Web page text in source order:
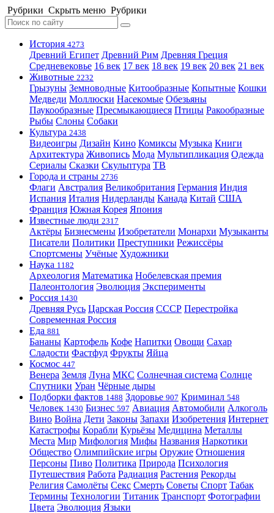
Рубрики Скрыть меню Рубрики
История 4273
Древний Египет Древний Рим Древняя Греция
Средневековье 16 век 17 век 18 век 19 век 20 век 21 век
Животные 2232
Грызуны Земноводные Китообразные Копытные Кошки
Медведи Моллюски Насекомые Обезьяны
Паукообразные Пресмыкающиеся Птицы Ракообразные
Рыбы Слоны Собаки
Культура 2438
Видеоигры Дизайн Кино Комиксы Музыка Книги
Архитектура Живопись Мода Мультипликация Одежда
Сериалы Сказки Скульптура ТВ
Города и страны 2736
Флаги Австралия Великобритания Германия Индия
Испания Италия Нидерланды Канада Китай США
Франция Южная Корея Япония
Известные люди 2317
Актёры Бизнесмены Изобретатели Монархи Музыканты
Писатели Политики Преступники Режиссёры
Спортсмены Учёные Художники
Наука 1182
Археология Математика Нобелевская премия
Палеонтология Эволюция Эксперименты
Россия 1430
Древняя Русь Царская Россия СССР Перестройка
Современная Россия
Еда 881
Бананы Картофель Кофе Напитки Овощи Сахар
Сладости Фастфуд Фрукты Яйца
Космос 447
Венера Земля Луна МКС Солнечная система Солнце
Спутники Уран Чёрные дыры
Подборки фактов 1488 Здоровье 907 Криминал 548
Человек 1430 Бизнес 597 Авиация Автомобили Алкоголь
Вино Война Дети Законы Запахи Изобретения Интернет
Катастрофы Корабли Курьёзы Медицина Металлы
Места Мир Мифология Мифы Названия Наркотики
Общество Олимпийские игры Оружие Отношения
Персоны Пиво Политика Природа Психология
Путешествия Работа Радиация Растения Рекорды
Религия Самолёты Секс Смерть Советы Спорт Табак
Термины Технологии Титаник Транспорт Фотографии
Цвета Эволюция Языки